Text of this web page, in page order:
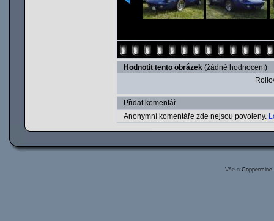
Hodnotit tento obrázek (žádné hodnocení)
Přidat komentář
Anonymní komentáře zde nejsou povoleny.
Vše o Coppermine